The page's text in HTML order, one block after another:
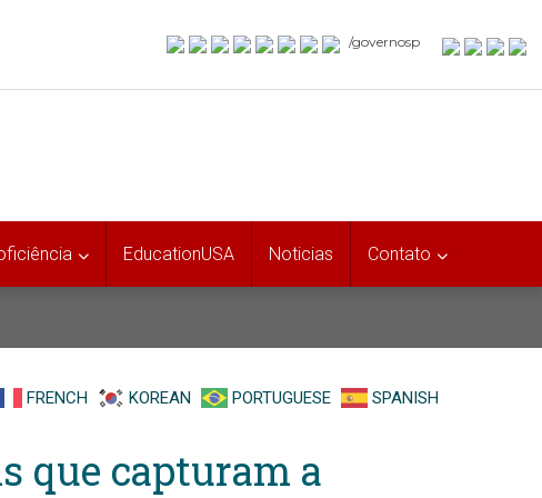
/governosp
EducationUSA Noticias Contato
FRENCH KOREAN PORTUGUESE SPANISH
que capturam a